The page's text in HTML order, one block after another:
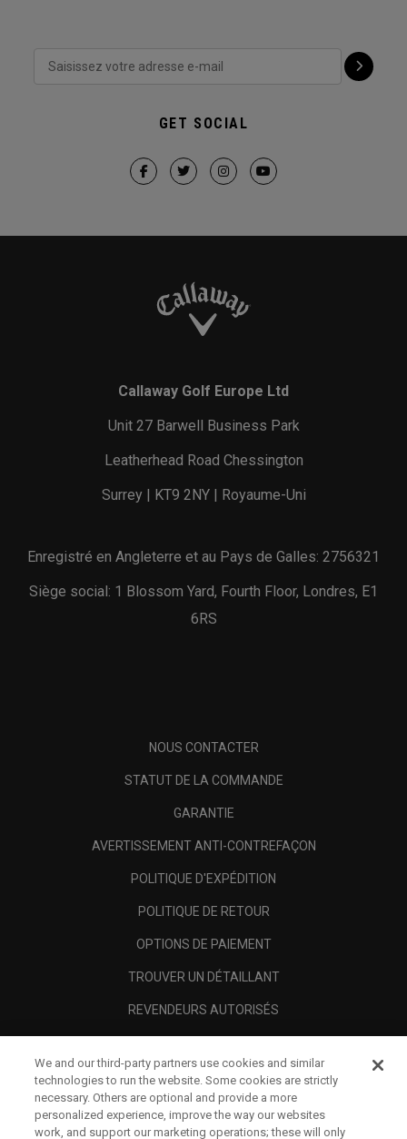
GET SOCIAL
Callaway Golf Europe Ltd
Unit 27 Barwell Business Park
Leatherhead Road Chessington
Surrey | KT9 2NY | Royaume-Uni
Enregistré en Angleterre et au Pays de Galles: 2756321
Siège social: 1 Blossom Yard, Fourth Floor, Londres, E1
6RS
NOUS CONTACTER
STATUT DE LA COMMANDE
GARANTIE
AVERTISSEMENT ANTI-CONTREFAÇON
POLITIQUE D'EXPÉDITION
POLITIQUE DE RETOUR
OPTIONS DE PAIEMENT
TROUVER UN DÉTAILLANT
REVENDEURS AUTORISÉS
A PROPOS
MENTIONS LÉGALES
We and our third-party partners use cookies and similar
technologies to run the website. Some cookies are strictly
necessary. Others are optional and provide a more
personalized experience, improve the way our websites
work, and support our marketing operations; these will only